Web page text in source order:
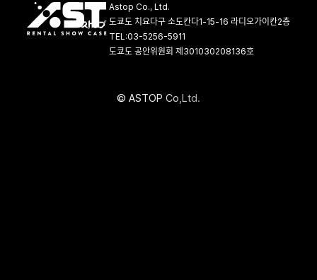
Astop Co., Ltd.
도쿄도 치요다구 소도칸다1-15-16 라디오가이칸2층
TEL:03-5256-5911
도쿄도 공안위원회 제301030208136호
© ASTOP Co Ltd.